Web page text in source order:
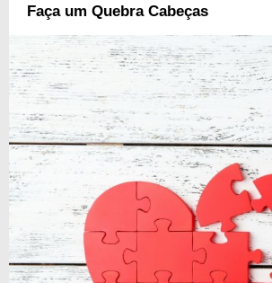
Faça um Quebra Cabeças